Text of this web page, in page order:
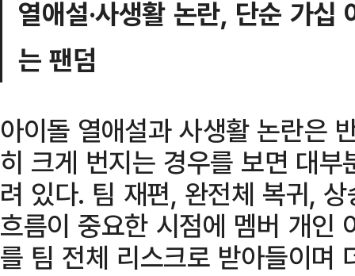
열애설·사생활 논란, 단순 가십
는 팬덤
아이돌 열애설과 사생활 논란은
히 크게 번지는 경우를 보면 대
려 있다. 팀 재편, 완전체 복귀,
흐름이 중요한 시점에 멤버 개인
를 팀 전체 리스크로 받아들이며